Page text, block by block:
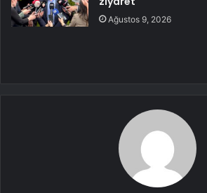
Ağustos 9, 2026